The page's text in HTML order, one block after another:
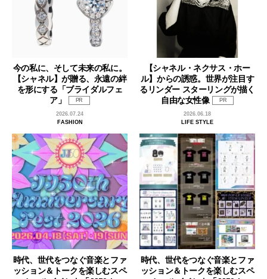
今の私に、そして未来の私に。
【シャネル】が贈る、永遠の絆
を形にする「ブライダルフェ
ア」
PR
2026.07.24
FASHION
【シャネル・ネクサス・ホー
ル】からの誘惑。世界が注目す
るリンダー スターリングが描く
自由な女性像
PR
2026.06.18
LIFE STYLE
時代、世代をつなぐ音楽とファ
ッション＆トークを楽しむスペ
時代、世代をつなぐ音楽とファ
ッション＆トークを楽しむスペ